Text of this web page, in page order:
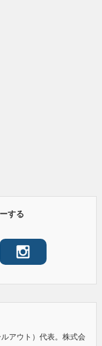
する
アウト）代表。株式会